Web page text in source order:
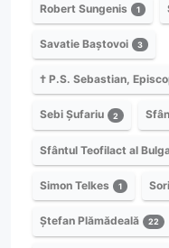
Robert Sungenis 1
Savatie Baștovoi 3
† P.S. Sebastian,
Sebi Șufariu 2
Sfântul Teofilact al
Simon Telkes 1
Ștefan Plămădeală 22